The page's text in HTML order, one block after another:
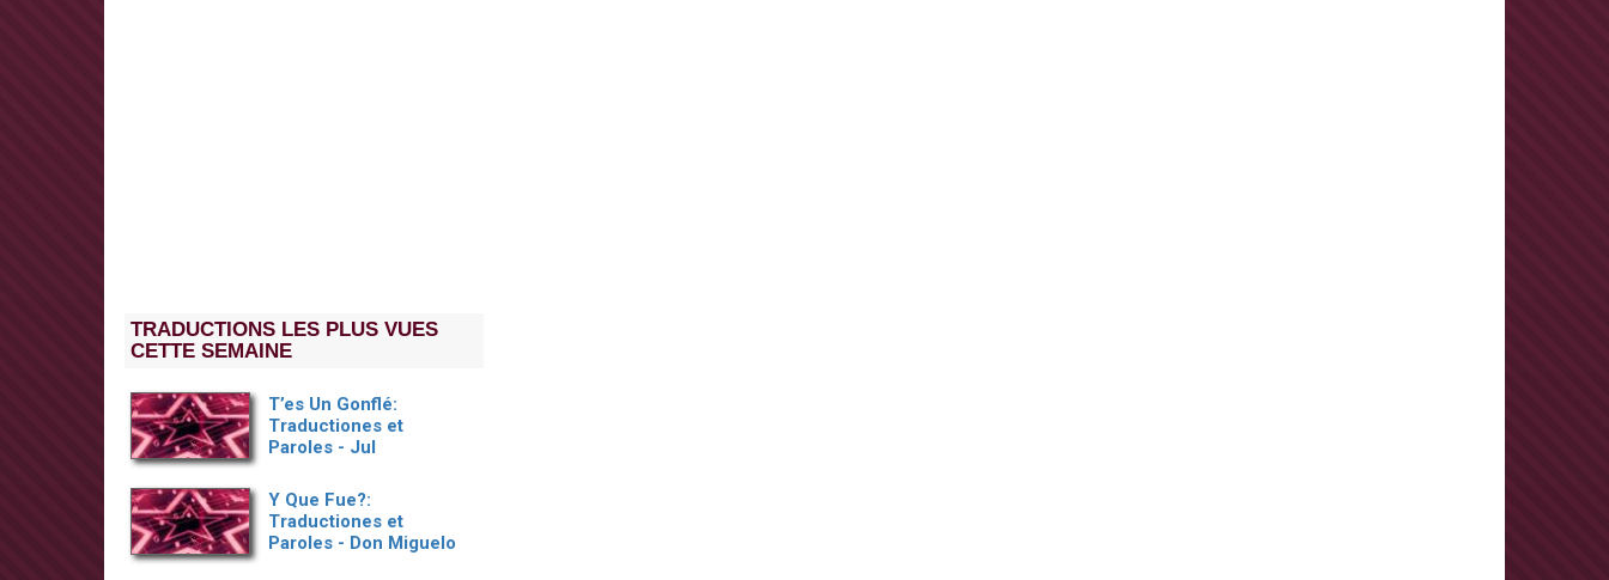
TRADUCTIONS LES PLUS VUES
CETTE SEMAINE
T’es Un Gonflé:
Traductiones et
Paroles - Jul
Y Que Fue?:
Traductiones et
Paroles - Don Miguelo